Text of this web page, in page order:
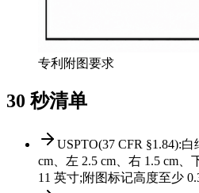
专利附图要求
30 秒清单
USPTO(37 CFR §1.84):
cm、左 2.5 cm、右 1.5 cm、
11 英寸;附图标记高度至少